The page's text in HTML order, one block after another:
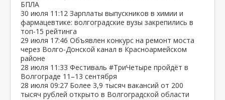
БПЛА
30 июля 11:12 Зарплаты выпускников в химии и
фармацевтике: волгоградские вузы закрепились в
топ‑15 рейтинга
29 июля 17:46 Объявлен конкурс на ремонт моста
через Волго‑Донской канал в Красноармейском
районе
28 июля 11:33 Фестиваль #ТриЧетыре пройдёт в
Волгограде 11–13 сентября
28 июля 09:27 Более 3,9 тысяч вакансий от 200
тысяч рублей открыто в Волгоградской области